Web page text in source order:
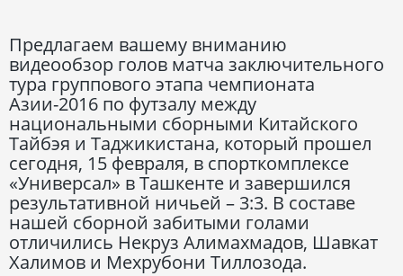
Предлагаем вашему вниманию
видеообзор голов матча заключительного
тура группового этапа чемпионата
Азии-2016 по футзалу между
национальными сборными Китайского
Тайбэя и Таджикистана, который прошел
сегодня, 15 февраля, в спорткомплексе
«Универсал» в Ташкенте и завершился
результативной ничьей – 3:3. В составе
нашей сборной забитыми голами
отличились Некруз Алимахмадов, Шавкат
Халимов и Мехрубони Тиллозода.